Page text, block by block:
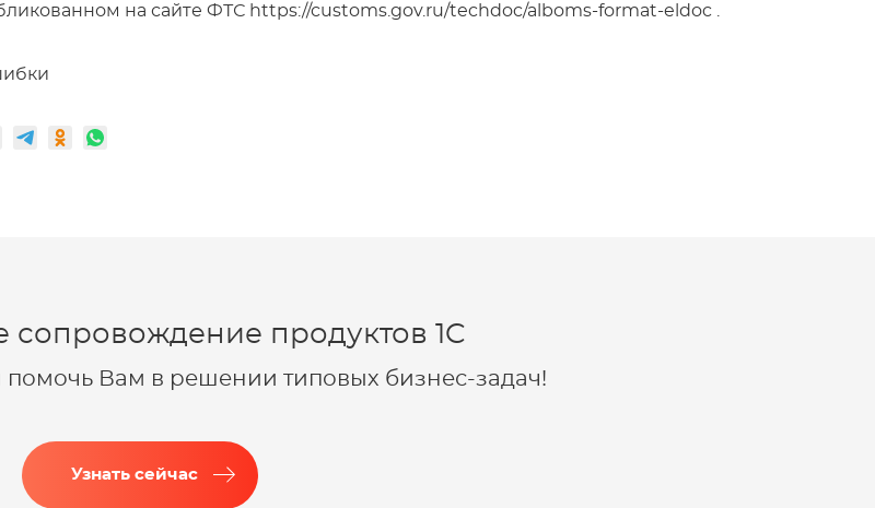
на сайте ФТС https://customs.gov.ru/techdoc/alboms-format-eldoc .
сопровождение продуктов 1C
Вам в решении типовых бизнес-задач!
Узнать сейчас